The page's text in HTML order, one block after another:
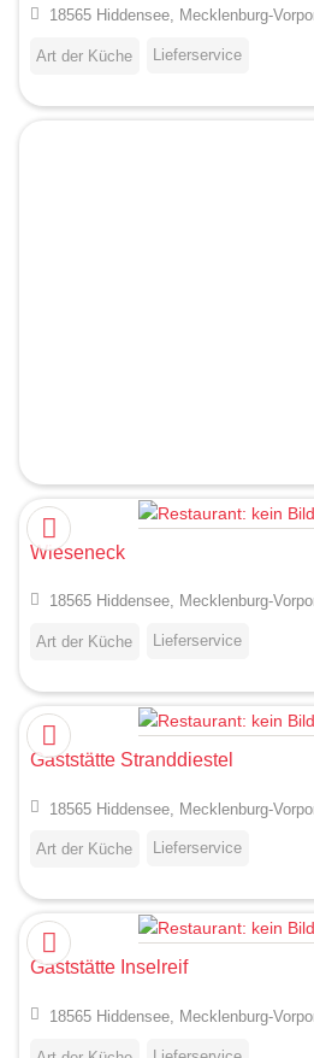
18565 Hiddensee, Mecklenburg-
Art der Küche Lieferservice
Wieseneck
18565 Hiddensee, Mecklenburg-
Art der Küche Lieferservice
Gaststätte Stranddiestel
18565 Hiddensee, Mecklenburg-
Art der Küche Lieferservice
Gaststätte Inselreif
18565 Hiddensee, Mecklenburg-